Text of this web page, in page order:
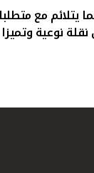
يتلائم مع
نوعية